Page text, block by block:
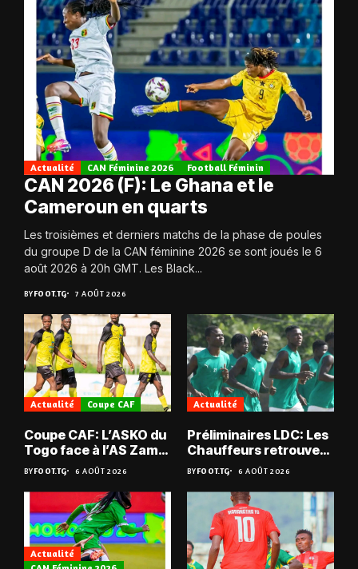
Actualité CAN Féminine 2026 Football Féminin
CAN 2026 (F): Le Ghana et le
Cameroun en quarts
Les troisièmes et derniers matchs de la phase de poules
du groupe D de la CAN féminine 2026 se sont joués le 6
août 2026 à 20h GMT. Les Black...
BYFOOT.TG 7 AOÛT 2026
Actualité Coupe CAF
Coupe CAF: L’ASKO du
Togo face à l’AS Zam
du Niger
BYFOOT.TG 6 AOÛT 2026
Actualité
Préliminaires LDC: Les
Chauffeurs retrouvent
les Mimos
BYFOOT.TG 6 AOÛT 2026
Actualité